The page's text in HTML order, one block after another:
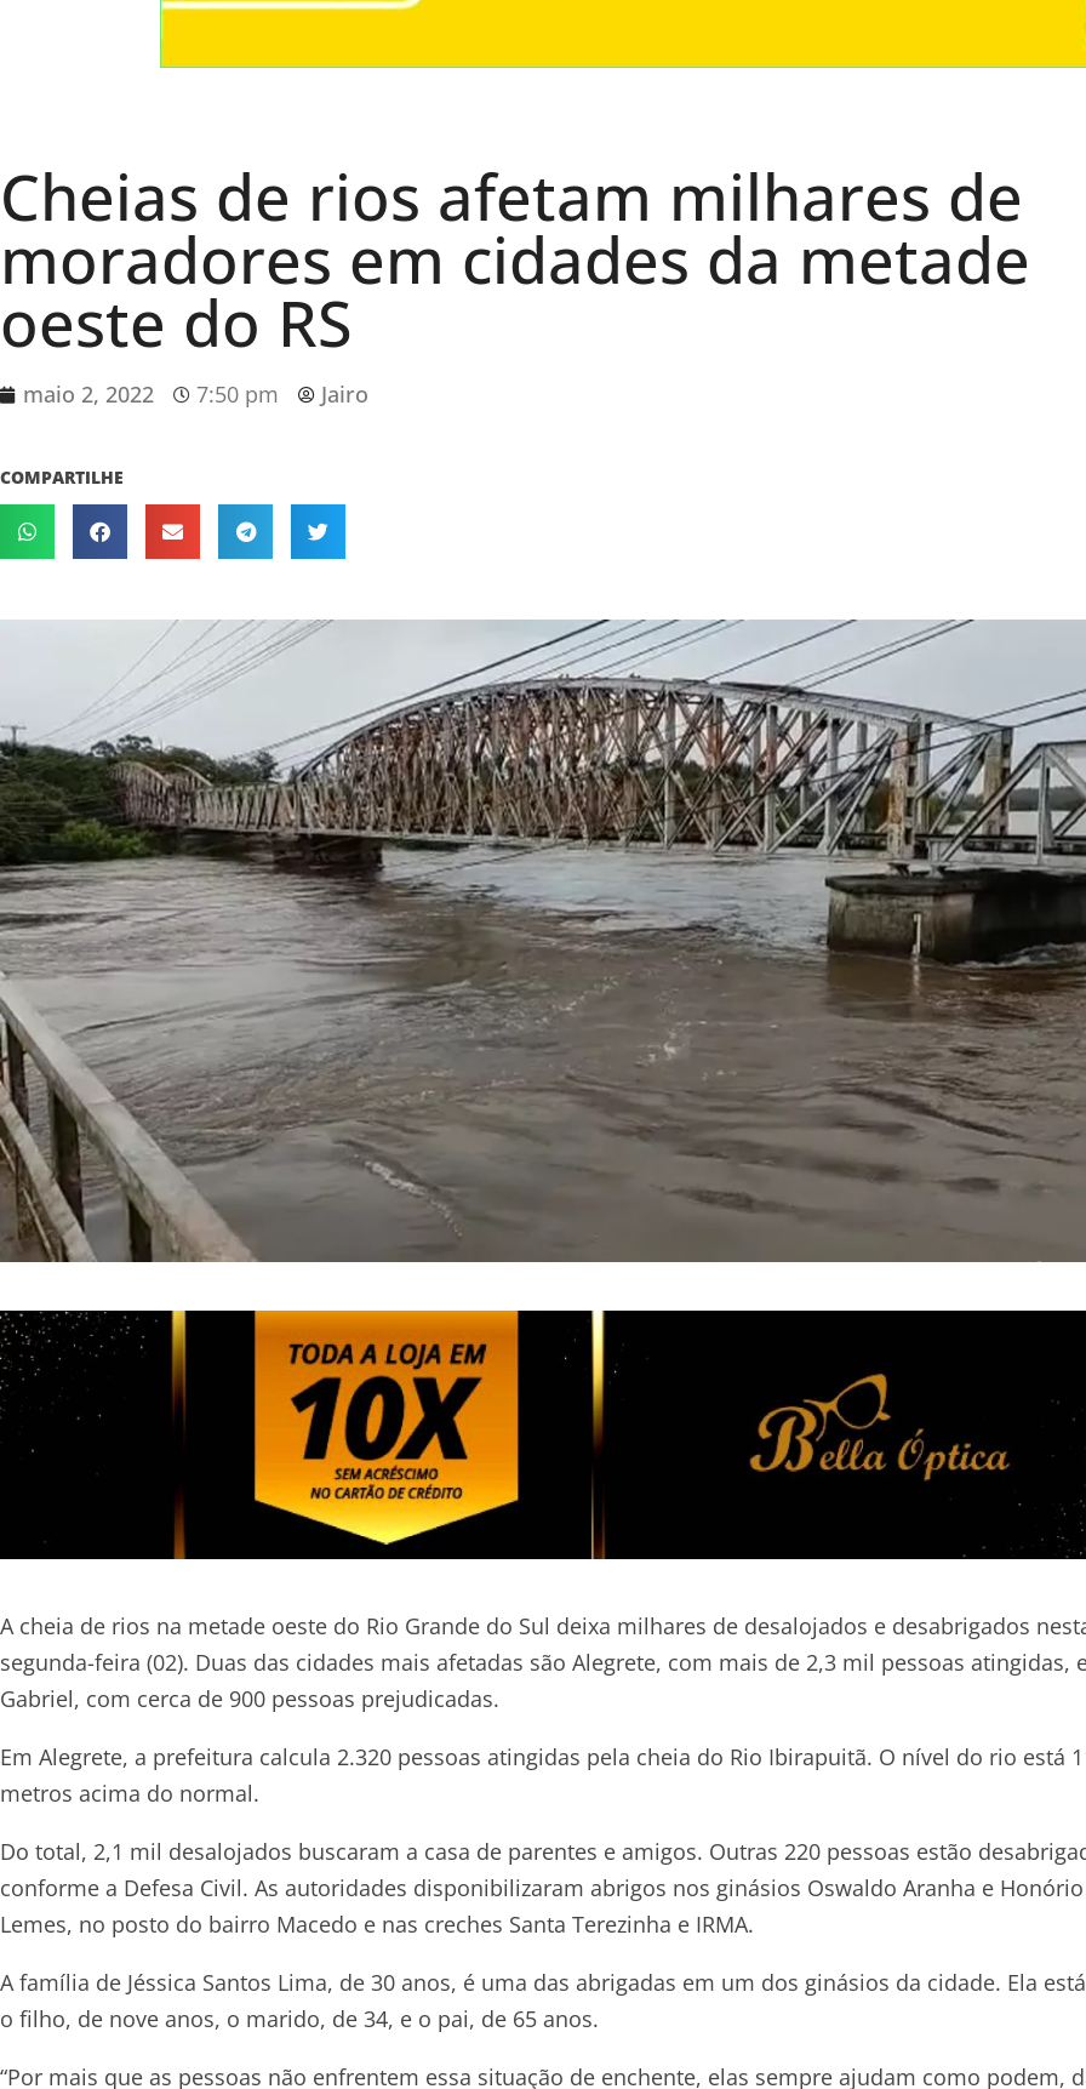
Cheias de rios afetam milhares de
moradores em cidades da metade
oeste do RS
maio 2, 2022 7:50 pm Jairo
COMPARTILHE
A cheia de rios na metade oeste do Rio Grande do Sul deixa milhares de desalojados e desabrigados
segunda-feira (02). Duas das cidades mais afetadas são Alegrete, com mais de 2,3 mil pessoas atingidas,
Gabriel, com cerca de 900 pessoas prejudicadas.
Em Alegrete, a prefeitura calcula 2.320 pessoas atingidas pela cheia do Rio Ibirapuitã. O nível do rio está
metros acima do normal.
Do total, 2,1 mil desalojados buscaram a casa de parentes e amigos. Outras 220 pessoas estão
conforme a Defesa Civil. As autoridades disponibilizaram abrigos nos ginásios Oswaldo Aranha e Honório
Lemes, no posto do bairro Macedo e nas creches Santa Terezinha e IRMA.
A família de Jéssica Santos Lima, de 30 anos, é uma das abrigadas em um dos ginásios da cidade. Ela
o filho, de nove anos, o marido, de 34, e o pai, de 65 anos.
“Por mais que as pessoas não enfrentem essa situação de enchente, elas sempre ajudam como podem,